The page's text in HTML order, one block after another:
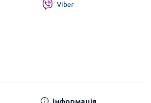
Інформація
Viber